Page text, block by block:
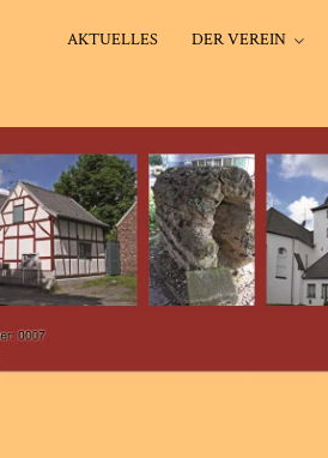
AKTUELLES DER VEREIN